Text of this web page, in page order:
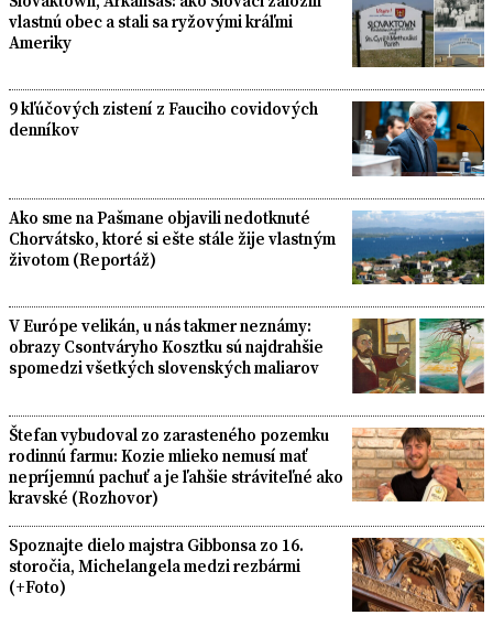
vlastnú obec a stali sa ryžovými kráľmi
Ameriky
9 kľúčových zistení z Fauciho covidových
denníkov
Ako sme na Pašmane objavili nedotknuté
Chorvátsko, ktoré si ešte stále žije vlastným
životom (Reportáž)
V Európe velikán, u nás takmer neznámy:
obrazy Csontváryho Kosztku sú najdrahšie
spomedzi všetkých slovenských maliarov
Štefan vybudoval zo zarasteného pozemku
rodinnú farmu: Kozie mlieko nemusí mať
nepríjemnú pachuť a je ľahšie stráviteľné ako
kravské (Rozhovor)
Spoznajte dielo majstra Gibbonsa zo 16.
storočia, Michelangela medzi rezbármi
(+Foto)